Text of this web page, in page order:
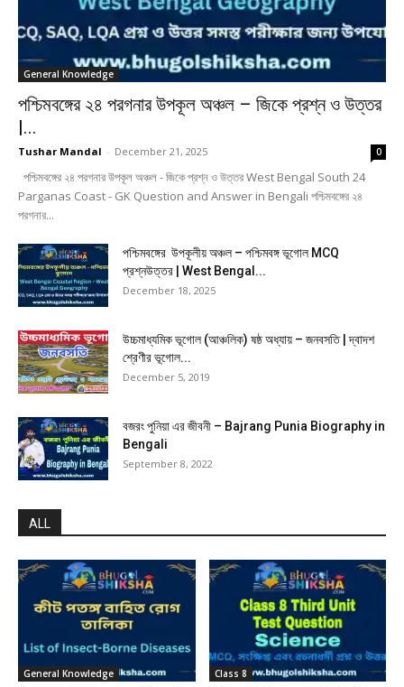
General Knowledge
পশ্চিমবঙ্গের ২৪ পরগনার উপকূল অঞ্চল – জিকে প্রশ্ন ও উত্তর
|...
Tushar Mandal - December 21, 2025 0
পশ্চিমবঙ্গের ২৪ পরগনার উপকূল অঞ্চল - জিকে প্রশ্ন ও উত্তর West Bengal South 24
Parganas Coast - GK Question and Answer in Bengali পশ্চিমবঙ্গের ২৪
পরগনার...
পশ্চিমবঙ্গের উপকূলীয় অঞ্চল – পশ্চিমবঙ্গ ভূগোল MCQ
প্রশ্নউত্তর | West Bengal...
December 18, 2025
উচ্চমাধ্যমিক ভূগোল (আঞ্চলিক) ষষ্ঠ অধ্যায় – জনবসতি | দ্বাদশ
শ্রেণীর ভূগোল...
December 5, 2019
বজরং পুনিয়া এর জীবনী – Bajrang Punia Biography in
Bengali
September 8, 2022
ALL
General Knowledge Class 8